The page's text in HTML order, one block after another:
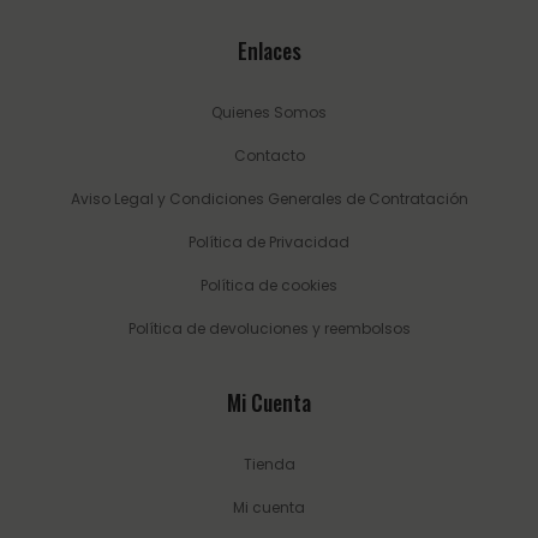
Enlaces
Quienes Somos
Contacto
Aviso Legal y Condiciones Generales de Contratación
Política de Privacidad
Política de cookies
Política de devoluciones y reembolsos
Mi Cuenta
Tienda
Mi cuenta